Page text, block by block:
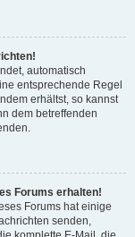
automatisch
entsprechende Regel
erhältst, so kannst
dem betreffenden
Forums erhalten!
Forums hat einige
senden,